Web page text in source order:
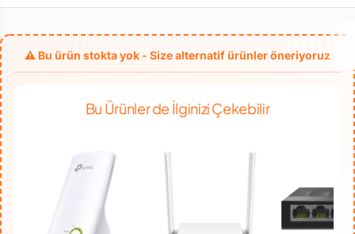
Bu Ürünler de İlginizi Çekebilir